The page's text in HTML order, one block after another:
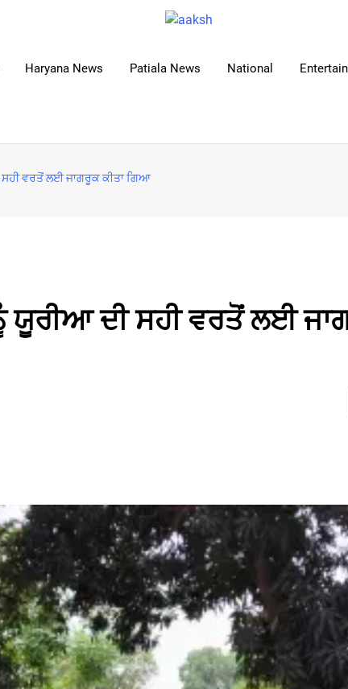
Haryana News Patiala News National
ਸਹੀ ਵਰਤੋਂ ਲਈ ਜਾਗਰੂਕ ਕੀਤਾ ਗਿਆ
ਯੂਰੀਆ ਦੀ ਸਹੀ ਵਰਤੋਂ ਲਈ